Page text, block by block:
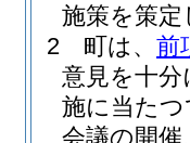
施策を策
2
町は、 前
意見を十
施に当た
会議の開